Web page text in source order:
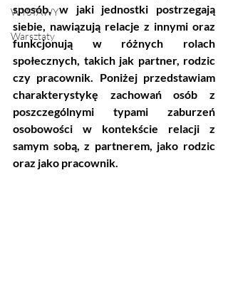
WYSTAWY
Warsztaty
sposób, w jaki jednostki postrzegają
siebie, nawiązują relacje z innymi oraz
funkcjonują w różnych rolach
społecznych, takich jak partner, rodzic
czy pracownik. Poniżej przedstawiam
charakterystykę zachowań osób z
poszczególnymi typami zaburzeń
osobowości w kontekście relacji z
samym sobą, z partnerem, jako rodzic
oraz jako pracownik.